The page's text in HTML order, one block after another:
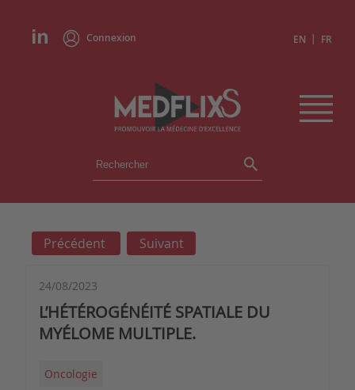
Connexion EN | FR
ÉVÉNEMENTS
INSTITUTIONS
REVUES DE PRESSE
Précédent Suivant
24/08/2023
L’HÉTÉROGÉNÉITÉ SPATIALE DU
MYÉLOME MULTIPLE.
Oncologie